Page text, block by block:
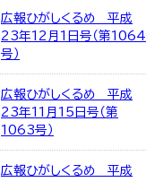
広報ひがしくるめ 平成
23年12月1日号（第1064
号）
広報ひがしくるめ 平成
23年11月15日号（第
1063号）
広報ひがしくるめ 平成